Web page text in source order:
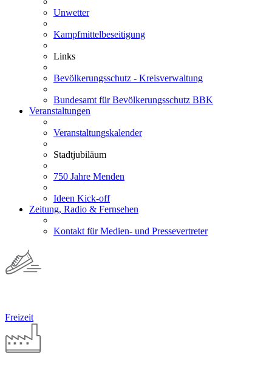
Unwetter
Kampfmittelbeseitigung
Links
Bevölkerungsschutz - Kreisverwaltung
Bundesamt für Bevölkerungsschutz BBK
Veranstaltungen
Veranstaltungskalender
Stadtjubiläum
750 Jahre Menden
Ideen Kick-off
Zeitung, Radio & Fernsehen
Kontakt für Medien- und Pressevertreter
Freizeit